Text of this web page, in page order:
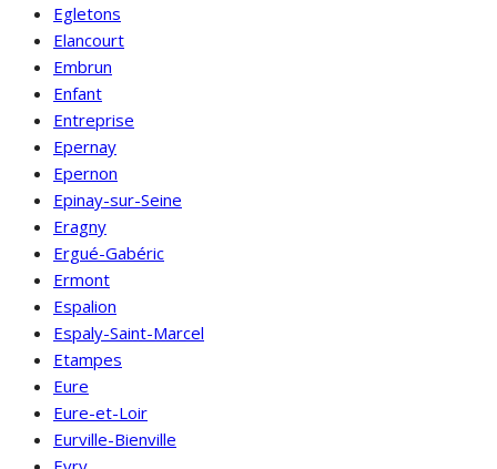
Egletons
Elancourt
Embrun
Enfant
Entreprise
Epernay
Epernon
Epinay-sur-Seine
Eragny
Ergué-Gabéric
Ermont
Espalion
Espaly-Saint-Marcel
Etampes
Eure
Eure-et-Loir
Eurville-Bienville